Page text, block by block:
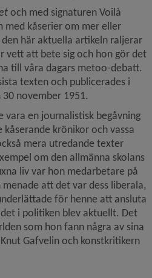
och med signaturen Voilà
med kåserier om mer eller
här aktuella artikeln raljerar
vett att bete sig och hon gör det
till våra dagars metoo-debatt.
texten och publicerades i
november 1951.
vara en journalistisk begåvning
krönikor och vassa
mera utredande texter
om den allmänna skolans
liv var hon medarbetare på
att det var dess liberala,
för henne att ansluta
i politiken blev aktuellt. Det
som hon fann några av sina
Gafvelin och konstkritikern